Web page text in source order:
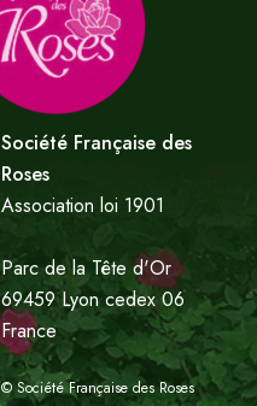
Société Française des
Roses
Association loi 1901
Parc de la Tête d'Or
69459 Lyon cedex 06
France
© Société Française des Roses